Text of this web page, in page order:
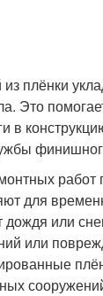
плёнки
Это
в
работ
для
или
или